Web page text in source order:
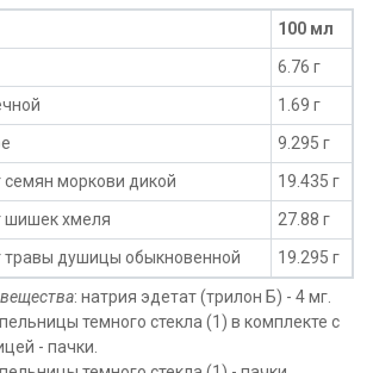
100 мл
6.76 г
1.69 г
9.295 г
семян моркови дикой
19.435 г
шишек хмеля
27.88 г
травы душицы обыкновенной
19.295 г
: натрия эдетат (трилон Б) - 4 мг.
темного стекла (1) в комплекте с
- пачки.